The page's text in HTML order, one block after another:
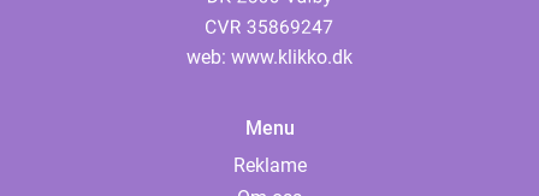
web: www.klikko.dk
Menu
Reklame